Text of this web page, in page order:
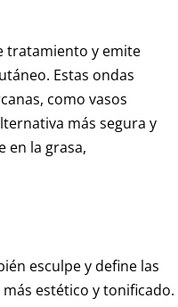
tratamiento y emite
Estas ondas
como vasos
más segura y
en la grasa,
esculpe y define las
estético y tonificado.